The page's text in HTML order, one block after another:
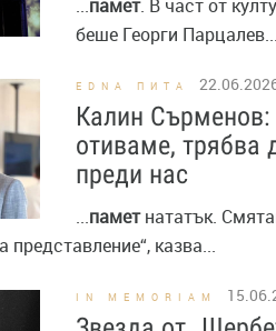
...памет. В част от
беше Георги Парцалев...
EDNA ПИТА
Калин
отиваме, трябва
преди нас
...паметнататък.
казва...
IN MEMORIAM